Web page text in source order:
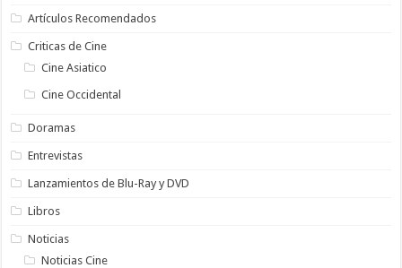
Artículos Recomendados
Criticas de Cine
Cine Asiatico
Cine Occidental
Doramas
Entrevistas
Lanzamientos de Blu-Ray y DVD
Libros
Noticias
Noticias Cine